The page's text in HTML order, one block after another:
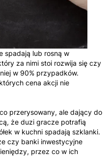
spadają lub rosną w
za nimi stoi rozwija się czy
w 90% przypadków.
cena akcji nie
przerysowany, ale dający do
że duzi gracze potrafią
w kuchni spadają szklanki.
czy banki inwestycyjne
przez co w ich